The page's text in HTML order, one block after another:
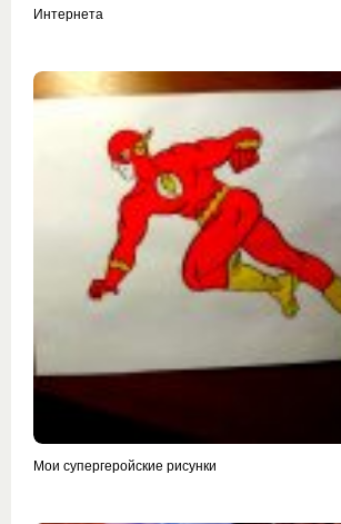
Интернета
Мои супергеройские рисунки